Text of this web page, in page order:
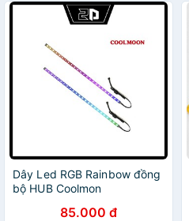
Dây Led RGB Rainbow đồng
bộ HUB Coolmon
85.000 đ